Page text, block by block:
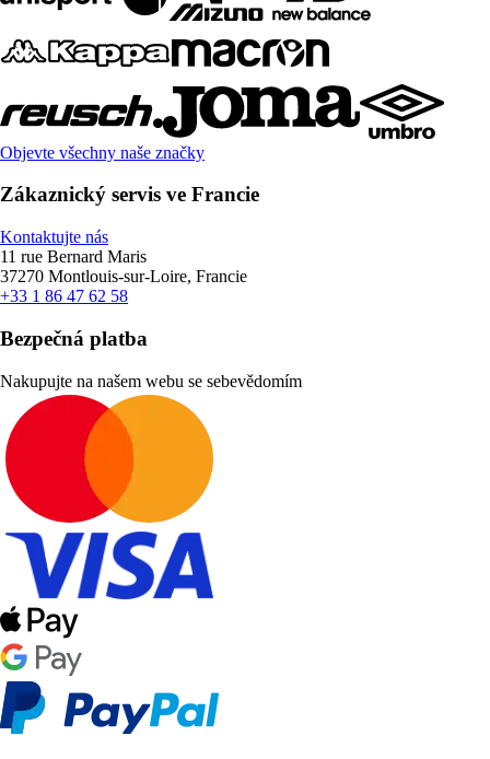
Objevte všechny naše značky
Zákaznický servis ve Francie
Kontaktujte nás
11 rue Bernard Maris
37270 Montlouis-sur-Loire, Francie
+33 1 86 47 62 58
Bezpečná platba
Nakupujte na našem webu se sebevědomím